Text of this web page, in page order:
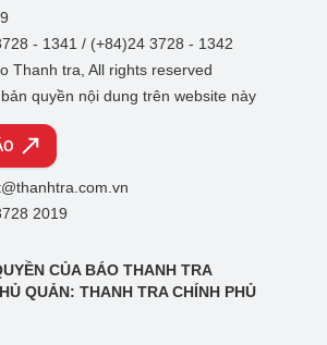
- 1341 / (+84)24 3728 - 1342
Thanh tra, All rights reserved
quyền nội dung trên website này
2019
CỦA BÁO THANH TRA
QUẢN: THANH TRA CHÍNH PHỦ